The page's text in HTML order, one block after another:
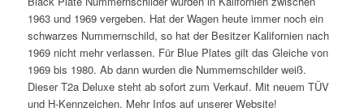
1963 und 1969 vergeben. Hat der Wagen heute immer noch ein
schwarzes Nummernschild, so hat der Besitzer Kalifornien nach
1969 nicht mehr verlassen. Für Blue Plates gilt das Gleiche von
1969 bis 1980. Ab dann wurden die Nummernschilder weiß.
Dieser T2a Deluxe steht ab sofort zum Verkauf. Mit neuem TÜV
und H-Kennzeichen. Mehr Infos auf unserer Website!